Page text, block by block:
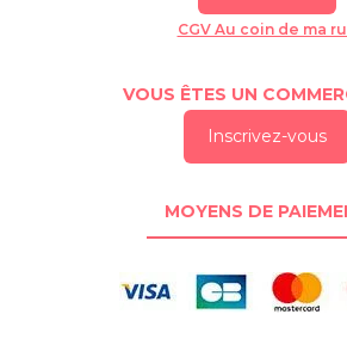
CGV Au coin de ma
VOUS ÊTES UN
Inscrivez-vous
MOYENS DE